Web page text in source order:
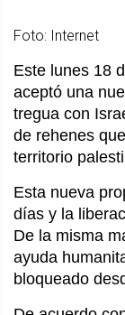
Foto: Internet
Este lunes 18
aceptó una
tregua con
de rehenes
territorio
Esta nueva
días y la
De la misma
ayuda
bloqueado